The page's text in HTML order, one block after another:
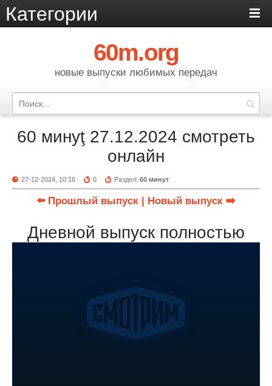
Категории
60m.org
новые выпуски любимых передач
60 минуţ 27.12.2024 смотреть
онлайн
27-12-2024, 10:16 0 Раздел:60 минут
⬅️ Прошлый выпуск | Новый выпуск ➡️
Дневной выпуск полностью